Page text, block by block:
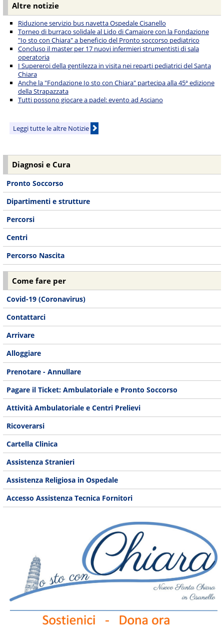
Altre notizie
Riduzione servizio bus navetta Ospedale Cisanello
Torneo di burraco solidale al Lido di Camaiore con la Fondazione
"Io sto con Chiara" a beneficio del Pronto soccorso pediatrico
Concluso il master per 17 nuovi infermieri strumentisti di sala
operatoria
I Supereroi della gentilezza in visita nei reparti pediatrici del Santa
Chiara
Anche la "Fondazione Io sto con Chiara" partecipa alla 45ª edizione
della Strapazzata
Tutti possono giocare a padel: evento ad Asciano
Leggi tutte le altre Notizie
Diagnosi e Cura
Pronto Soccorso
Dipartimenti e strutture
Percorsi
Centri
Percorso Nascita
Come fare per
Covid-19 (Coronavirus)
Contattarci
Arrivare
Alloggiare
Prenotare - Annullare
Pagare il Ticket: Ambulatoriale e Pronto Soccorso
Attività Ambulatoriale e Centri Prelievi
Ricoverarsi
Cartella Clinica
Assistenza Stranieri
Assistenza Religiosa in Ospedale
Accesso Assistenza Tecnica Fornitori